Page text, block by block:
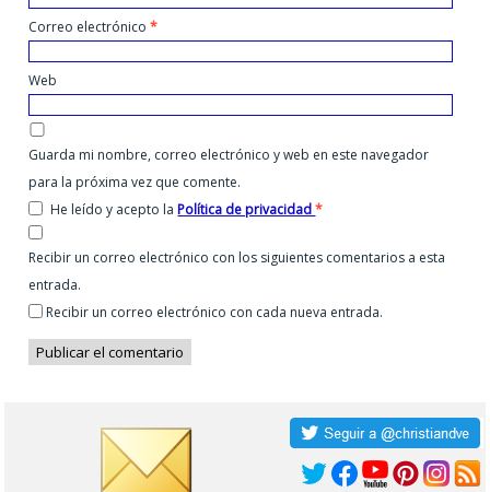
Correo electrónico*
Web
Guarda mi nombre, correo electrónico y web en este navegador
para la próxima vez que comente.
He leído y acepto laPolítica de privacidad*
Recibir un correo electrónico con los siguientes comentarios a esta
entrada.
Recibir un correo electrónico con cada nueva entrada.